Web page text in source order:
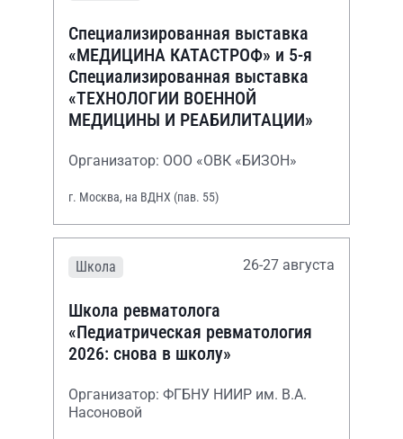
Специализированная выставка
«МЕДИЦИНА КАТАСТРОФ» и 5-я
Специализированная выставка
«ТЕХНОЛОГИИ ВОЕННОЙ
МЕДИЦИНЫ И РЕАБИЛИТАЦИИ»
Организатор: ООО «ОВК «БИЗОН»
г. Москва, на ВДНХ (пав. 55)
Школа 26-27 августа
Школа ревматолога
«Педиатрическая ревматология
2026: снова в школу»
Организатор: ФГБНУ НИИР им. В.А.
Насоновой